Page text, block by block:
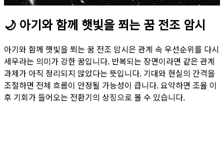
🌙 아기와 함께 햇빛을 쬐는 꿈 전조 암시
아기와 함께 햇빛을 쬐는 꿈 전조 암시은 관계 속 우선순위를 다시
세우라는 의미가 강한 꿈입니다. 반복되는 장면이라면 같은 관계
과제가 아직 정리되지 않았다는 뜻입니다. 기대와 현실의 간격을
조절하면 전체 흐름이 안정될 가능성이 큽니다. 요약하면 조율 이
후 기회가 들어오는 전환기의 상징으로 볼 수 있습니다.